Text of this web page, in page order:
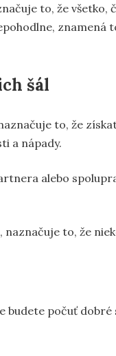
to, že všetko,
znamená
šál
to, že
a nápady.
alebo
naznačuje to, že
budete počuť